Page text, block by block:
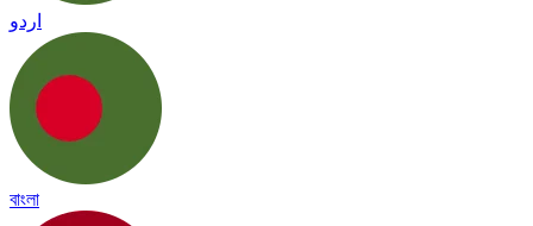
اردو
বাংলা